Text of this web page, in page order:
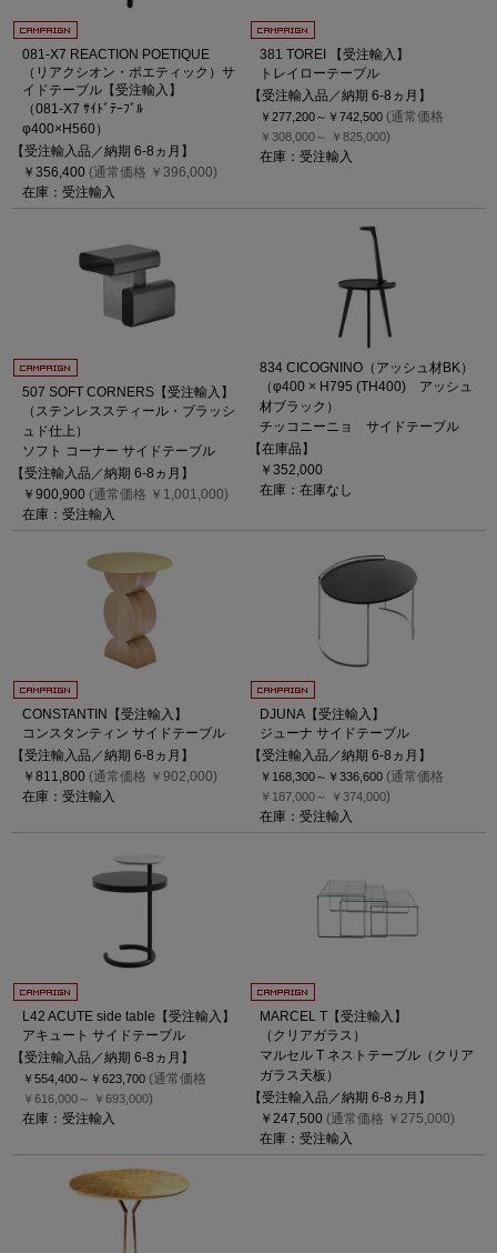
081-X7 REACTION POETIQUE
（リアクシオン・ポエティック）サ
イドテーブル【受注輸入】
（081-X7 ｻｲﾄﾞﾃｰﾌﾞﾙ
φ400×H560）
【受注輸入品／納期 6-8ヵ月】
￥356,400 (通常価格 ￥396,000)
在庫：受注輸入
381 TOREI 【受注輸入】
トレイローテーブル
【受注輸入品／納期 6-8ヵ月】
￥277,200～ ￥742,500 (通常価格
￥308,000～ ￥825,000)
在庫：受注輸入
507 SOFT CORNERS【受注輸入】
（ステンレススティール・ブラッシ
ュド仕上）
ソフト コーナー サイドテーブル
【受注輸入品／納期 6-8ヵ月】
￥900,900 (通常価格 ￥1,001,000)
在庫：受注輸入
834 CICOGNINO（アッシュ材BK）
（φ400 × H795 (TH400) アッシュ
材ブラック）
チッコニーニョ サイドテーブル
【在庫品】
￥352,000
在庫：在庫なし
CONSTANTIN【受注輸入】
コンスタンティン サイドテーブル
【受注輸入品／納期 6-8ヵ月】
￥811,800 (通常価格 ￥902,000)
在庫：受注輸入
DJUNA【受注輸入】
ジューナ サイドテーブル
【受注輸入品／納期 6-8ヵ月】
￥168,300～ ￥336,600 (通常価格
￥187,000～ ￥374,000)
在庫：受注輸入
L42 ACUTE side table【受注輸入】
アキュート サイドテーブル
【受注輸入品／納期 6-8ヵ月】
￥554,400～ ￥623,700 (通常価格
￥616,000～ ￥693,000)
在庫：受注輸入
MARCEL T【受注輸入】
（クリアガラス）
マルセル T ネストテーブル（クリア
ガラス天板）
【受注輸入品／納期 6-8ヵ月】
￥247,500 (通常価格 ￥275,000)
在庫：受注輸入